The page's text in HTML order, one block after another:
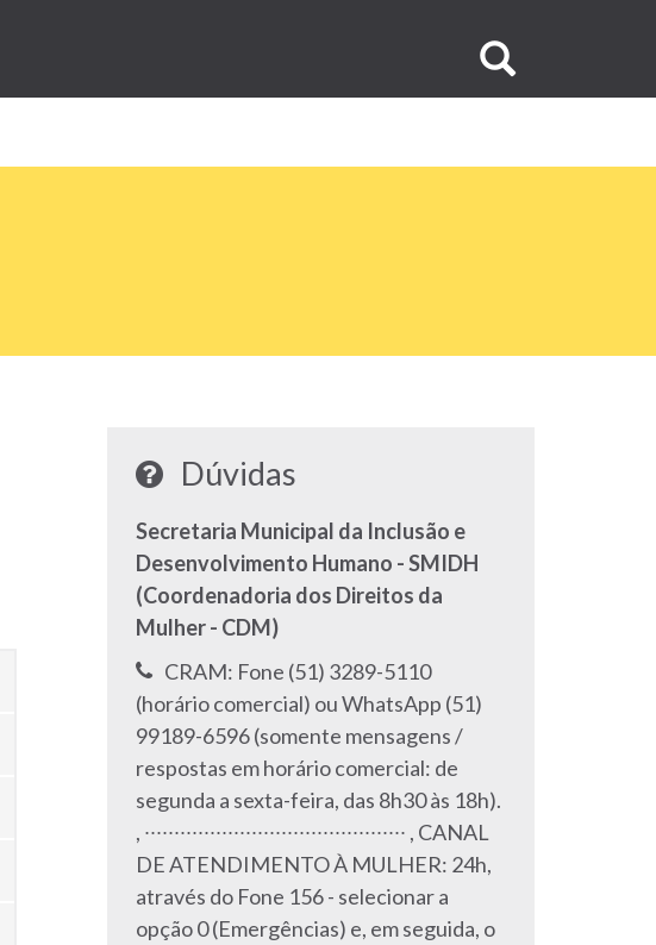
no
site
Dúvidas
Secretaria Municipal da Inclusão e
Desenvolvimento Humano - SMIDH
(Coordenadoria dos Direitos da
Mulher - CDM)
Telefone:
CRAM: Fone (51) 3289-5110
(horário comercial) ou WhatsApp (51)
99189-6596 (somente mensagens /
respostas em horário comercial: de
segunda a sexta-feira, das 8h30 às 18h).
, Telefone:
∙∙∙∙∙∙∙∙∙∙∙∙∙∙∙∙∙∙∙∙∙∙∙∙∙∙∙∙∙∙∙∙∙∙∙∙∙∙∙∙∙∙∙∙ , Telefone:
CANAL
DE ATENDIMENTO À MULHER: 24h,
através do Fone 156 - selecionar a
opção 0 (Emergências) e, em seguida, o